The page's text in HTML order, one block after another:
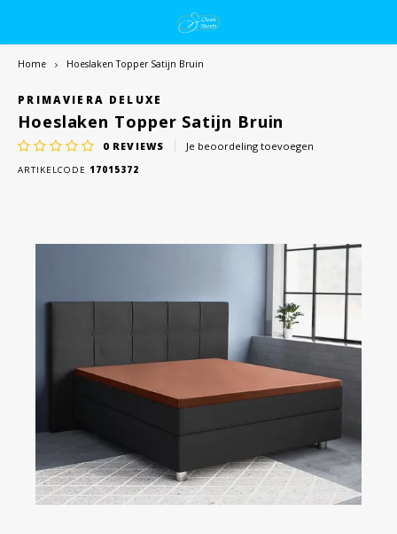
Home Hoeslaken Topper Satijn Bruin
PRIMAVIERA DELUXE
Hoeslaken Topper Satijn Bruin
0 REVIEWS Je beoordeling toevoegen
ARTIKELCODE 17015372